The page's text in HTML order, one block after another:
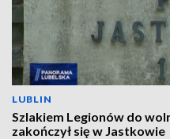
LUBLIN
Szlakiem Legionów do
zakończył się w Jastkowie